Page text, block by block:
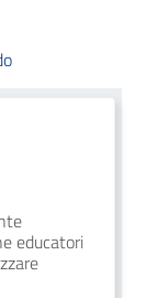
educatori